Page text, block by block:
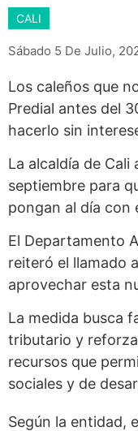
CALI
Sábado 5 De Julio,
Los caleños que
Predial antes del
hacerlo sin
La alcaldía de
septiembre para
pongan al día con
El Departamento
reiteró el llamado
aprovechar esta
La medida busca
tributario y
recursos que
sociales y de
Según la entidad,